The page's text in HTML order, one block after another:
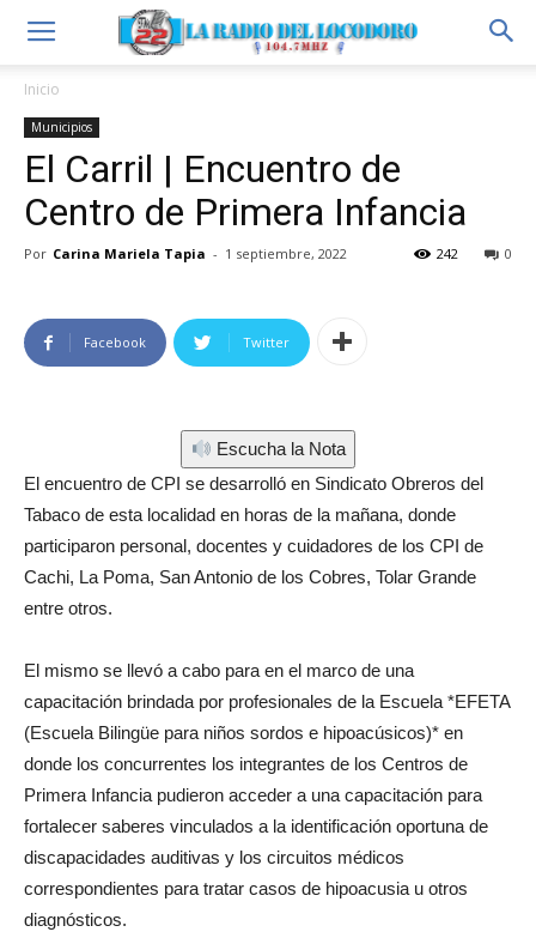
Inicio
Municipios
El Carril | Encuentro de
Centro de Primera Infancia
Por Carina Mariela Tapia - 1 septiembre, 2022 0
242
Facebook Twitter
Escucha la Nota
El encuentro de CPI se desarrolló en Sindicato Obreros del
Tabaco de esta localidad en horas de la mañana, donde
participaron personal, docentes y cuidadores de los CPI de
Cachi, La Poma, San Antonio de los Cobres, Tolar Grande
entre otros.
El mismo se llevó a cabo para en el marco de una
capacitación brindada por profesionales de la Escuela *EFETA
(Escuela Bilingüe para niños sordos e hipoacúsicos)* en
donde los concurrentes los integrantes de los Centros de
Primera Infancia pudieron acceder a una capacitación para
fortalecer saberes vinculados a la identificación oportuna de
discapacidades auditivas y los circuitos médicos
correspondientes para tratar casos de hipoacusia u otros
diagnósticos.